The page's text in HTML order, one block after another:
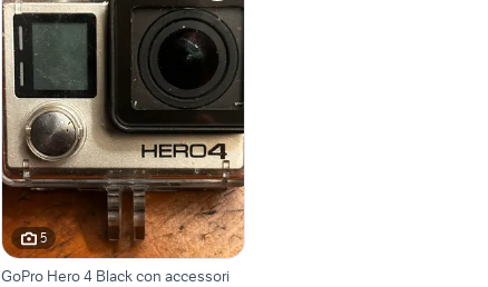
5
GoPro Hero 4 Black con accessori